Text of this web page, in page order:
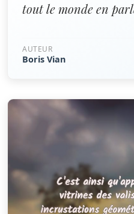
tout le monde en
AUTEUR
Boris Vian